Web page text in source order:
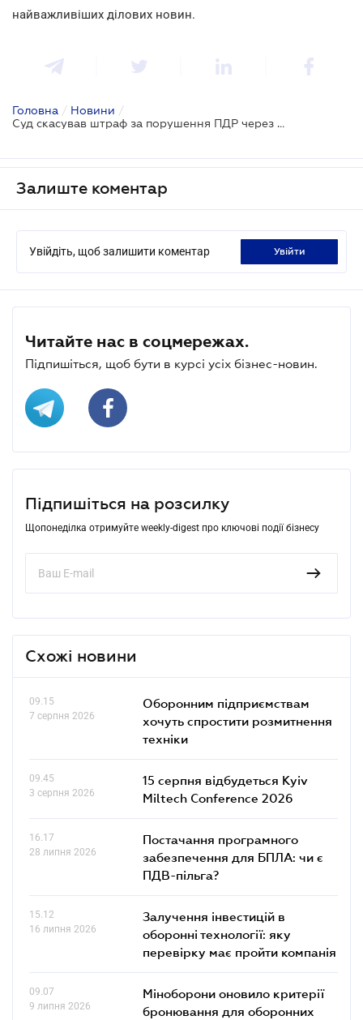
найважливіших ділових новин.
Головна / Новини /
Суд скасував штраф за порушення ПДР через неопломбований TruCam
Залиште коментар
Увійдіть, щоб залишити коментар увійти
Читайте нас в соцмережах.
Підпишіться, щоб бути в курсі усіх бізнес-новин.
Підпишіться на розсилку
Щопонеділка отримуйте weekly-digest про ключові події бізнесу
Схожі новини
09.15
7 серпня 2026
Оборонним підприємствам
хочуть спростити розмитнення
техніки
09.45
3 серпня 2026
15 серпня відбудеться Kyiv
Miltech Conference 2026
16.17
28 липня 2026
Постачання програмного
забезпечення для БПЛА: чи є
ПДВ-пільга?
15.12
16 липня 2026
Залучення інвестицій в
оборонні технології: яку
перевірку має пройти компанія
09.07
9 липня 2026
Міноборони оновило критерії
бронювання для оборонних